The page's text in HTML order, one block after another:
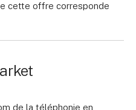
cette offre corresponde
de la téléphonie en